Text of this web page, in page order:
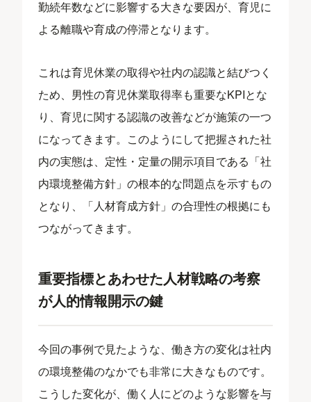
勤続年数などに影響する大きな要因が、育児に
よる離職や育成の停滞となります。
これは育児休業の取得や社内の認識と結びつく
ため、男性の育児休業取得率も重要なKPIとな
り、育児に関する認識の改善などが施策の一つ
になってきます。このようにして把握された社
内の実態は、定性・定量の開示項目である「社
内環境整備方針」の根本的な問題点を示すもの
となり、「人材育成方針」の合理性の根拠にも
つながってきます。
重要指標とあわせた人材戦略の考察
が人的情報開示の鍵
今回の事例で見たような、働き方の変化は社内
の環境整備のなかでも非常に大きなものです。
こうした変化が、働く人にどのような影響を与